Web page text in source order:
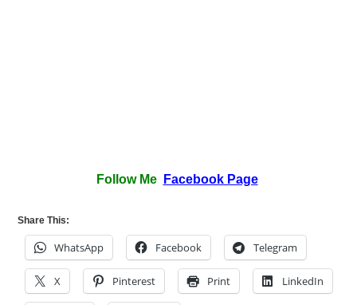
Follow Me Facebook Page
Share This:
WhatsApp Facebook Telegram
X Pinterest Print LinkedIn